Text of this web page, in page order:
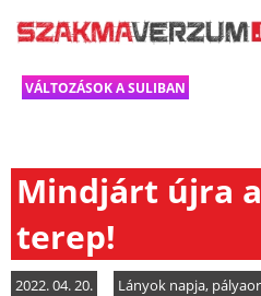
VÁLTOZÁSOK A SULIBAN
Mindjárt újra
terep!
2022. 04. 20. Lányok napja,